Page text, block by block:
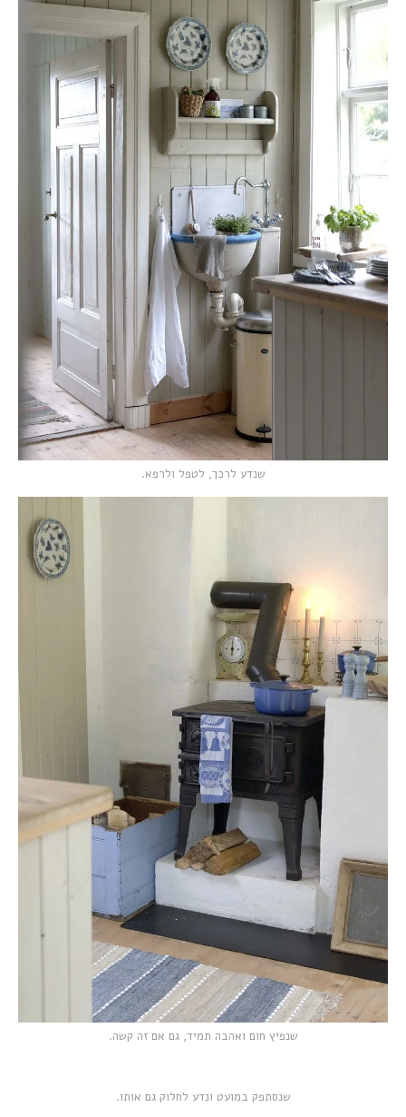
שנדע לרכך, לטפל ולרפא.
שנפיץ חום ואהבה תמיד, גם אם זה קשה.
שנסתפק במועט ונדע לחלוק גם אותו.